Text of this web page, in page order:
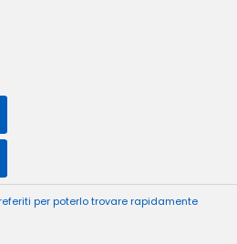
per poterlo trovare rapidamente